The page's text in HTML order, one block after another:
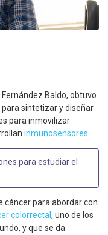
Baldo, obtuvo
sintetizar y diseñar
para inmovilizar
inmunosensores
para estudiar el
cáncer para abordar con
colorrectal , uno de los
y que se da